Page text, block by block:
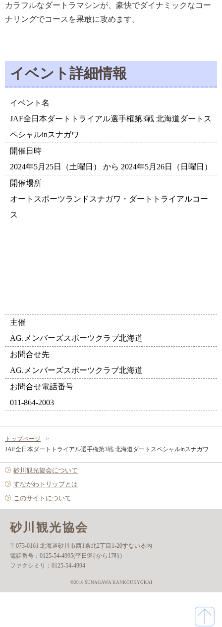
カラフルなダートラマシンが、豪快でダイナミックなコー
ナリングでコースを果敢に攻めます。
イベント詳細情報
イベント名
JAF全日本ダートトライアル選手権第3戦 北海道ダートス
ペシャルinスナガワ
開催日時
2024年5月25日（土曜日） から 2024年5月26日（日曜日）
開催場所
オートスポーツランドスナガワ・ダートトライアルコー
ス
主催
AG.メンバーズスポーツクラブ北海道
お問合せ先
AG.メンバーズスポーツクラブ北海道
お問合せ電話番号
011-864-2003
トップページ
JAF全日本ダートトライアル選手権第3戦 北海道ダートスペシャルinスナガワ
砂川観光協会について
すながわトリップとは
このサイトについて
砂川観光協会
〒073-0161 北海道砂川市西1条北2丁目1-20すないる内
電話番号： 0125-54-4995(平日9時から17時)
ファクシミリ： 0125-54-4994
©2016 SUNAGAWA KANKOUKYOKAI